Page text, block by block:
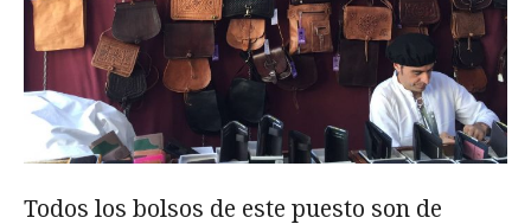
Todos los bolsos de este puesto son de